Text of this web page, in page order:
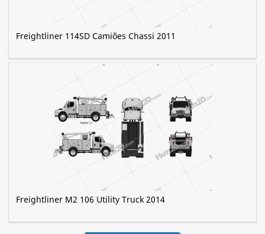
Freightliner 114SD Camiões Chassi 2011
Freightliner M2 106 Utility Truck 2014